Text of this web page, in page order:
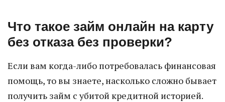
Что такое займ онлайн на карту
без отказа без проверки?
Если вам когда-либо потребовалась финансовая
помощь, то вы знаете, насколько сложно бывает
получить займ с убитой кредитной историей.